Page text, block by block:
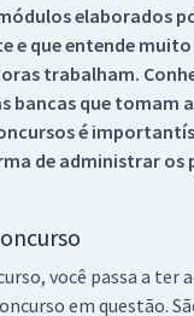
elaborados
e que entende
trabalham.
bancas que tomam
é
de administrar os
você passa a ter
em questão.